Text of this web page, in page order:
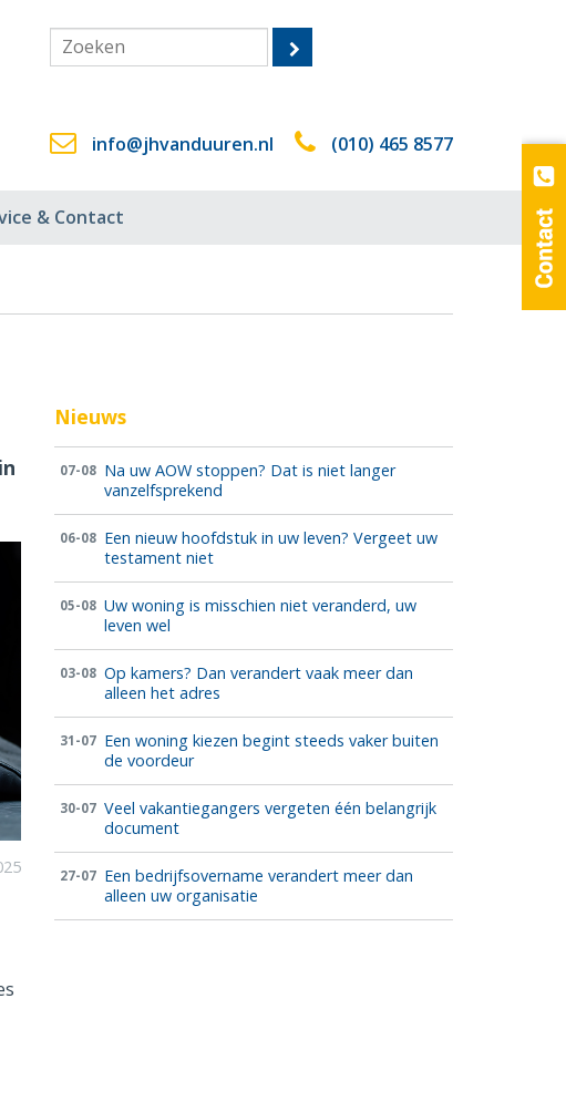
info@jhvanduuren.nl (010) 465 8577
& Contact
Nieuws
07-08 Na uw AOW stoppen? Dat is niet langer
vanzelfsprekend
06-08 Een nieuw hoofdstuk in uw leven? Vergeet uw
testament niet
05-08 Uw woning is misschien niet veranderd, uw
leven wel
03-08 Op kamers? Dan verandert vaak meer dan
alleen het adres
31-07 Een woning kiezen begint steeds vaker buiten
de voordeur
30-07 Veel vakantiegangers vergeten één belangrijk
document
27-07 Een bedrijfsovername verandert meer dan
alleen uw organisatie